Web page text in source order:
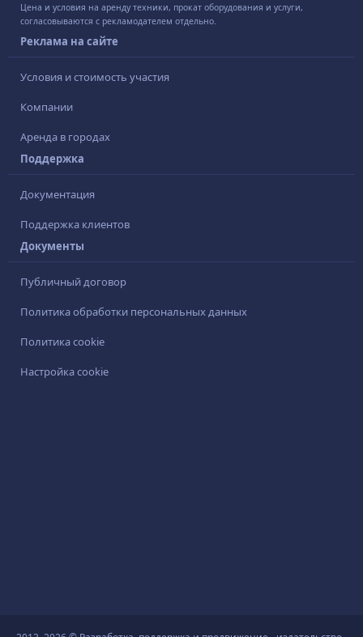
Цена и условия на аренду техники, прокат оборудования и услуги,
согласовываются с рекламодателем отдельно.
Реклама на сайте
Условия и стоимость участия
Компании
Аренда в городах
Поддержка
Документация
Поддержка клиентов
Документы
Публичный договор
Политика обработки персональных данных
Политика cookie
Настройка cookie